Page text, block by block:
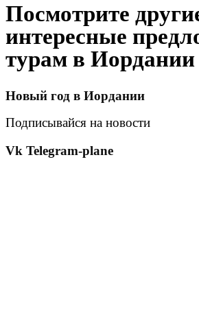
Посмотрите
интересные
турам в Иордании
Новый год в Иордании
Подписывайся на новости
Vk Telegram-plane